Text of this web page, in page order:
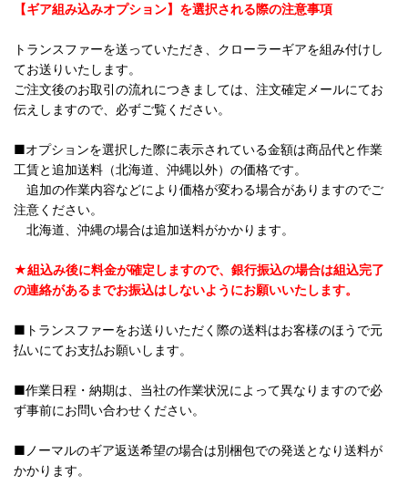
【ギア組み込みオプション】を選択される際の注意事項
トランスファーを送っていただき、クローラーギアを組み付けし
てお送りいたします。
ご注文後のお取引の流れにつきましては、注文確定メールにてお
伝えしますので、必ずご覧ください。
■オプションを選択した際に表示されている金額は商品代と作業
工賃と追加送料（北海道、沖縄以外）の価格です。
追加の作業内容などにより価格が変わる場合がありますのでご
注意ください。
北海道、沖縄の場合は追加送料がかかります。
★組込み後に料金が確定しますので、銀行振込の場合は組込完了
の連絡があるまでお振込はしないようにお願いいたします。
■トランスファーをお送りいただく際の送料はお客様のほうで元
払いにてお支払お願いします。
■作業日程・納期は、当社の作業状況によって異なりますので必
ず事前にお問い合わせください。
■ノーマルのギア返送希望の場合は別梱包での発送となり送料が
かかります。